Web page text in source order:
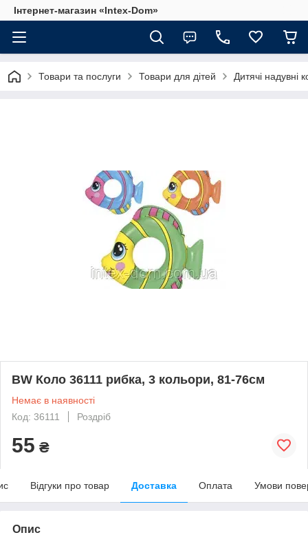
Інтернет-магазин «Intex-Dom»
Товари та послуги Товари для дітей Дитячі надувні
BW Коло 36111 рибка, 3 кольори, 81-76см
Немає в наявності
Код: 36111
Роздріб
55 ₴
Відгуки про товар Доставка Оплата Умови
Опис